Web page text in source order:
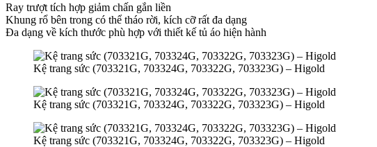
Ray trượt tích hợp giảm chấn gắn liền
Khung rổ bên trong có thể tháo rời, kích cỡ rất đa dạng
Đa dạng về kích thước phù hợp với thiết kế tủ áo hiện hành
Kệ trang sức (703321G, 703324G, 703322G, 703323G) – Higold
Kệ trang sức (703321G, 703324G, 703322G, 703323G) – Higold
Kệ trang sức (703321G, 703324G, 703322G, 703323G) – Higold